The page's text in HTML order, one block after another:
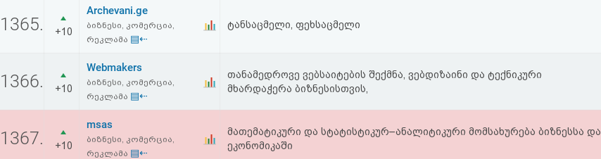
კოდი
სალიცენზიო
შეთანხმება
პასუხისმგებლობის
1365. +10
Archevani.ge
ბიზნესი, კომერცია,
რეკლამა ▤⇠
ტანსაცმელი, ფეხსაცმელი
1366. +10
Webmakers
ბიზნესი, კომერცია,
რეკლამა ▤⇠
თანამედროვე ვებსაიტების შექმნა, ვებდიზაინი და ტექნიკური
მხარდაჭერა ბიზნესისთვის,
1367. +10
msas
ბიზნესი, კომერცია,
რეკლამა ▤⇠
მათემატიკური და სტატისტიკურ–ანალიტიკური მომსახურება ბიზნესსა და
ეკონომიკაში